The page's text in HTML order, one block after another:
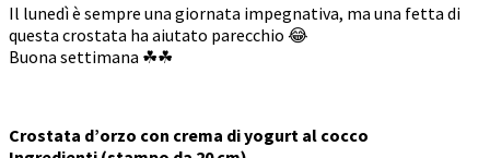
Il lunedì è sempre una giornata impegnativa, ma una fetta di
questa crostata ha aiutato parecchio 😂
Buona settimana ☘☘
Crostata d’orzo con crema di yogurt al cocco